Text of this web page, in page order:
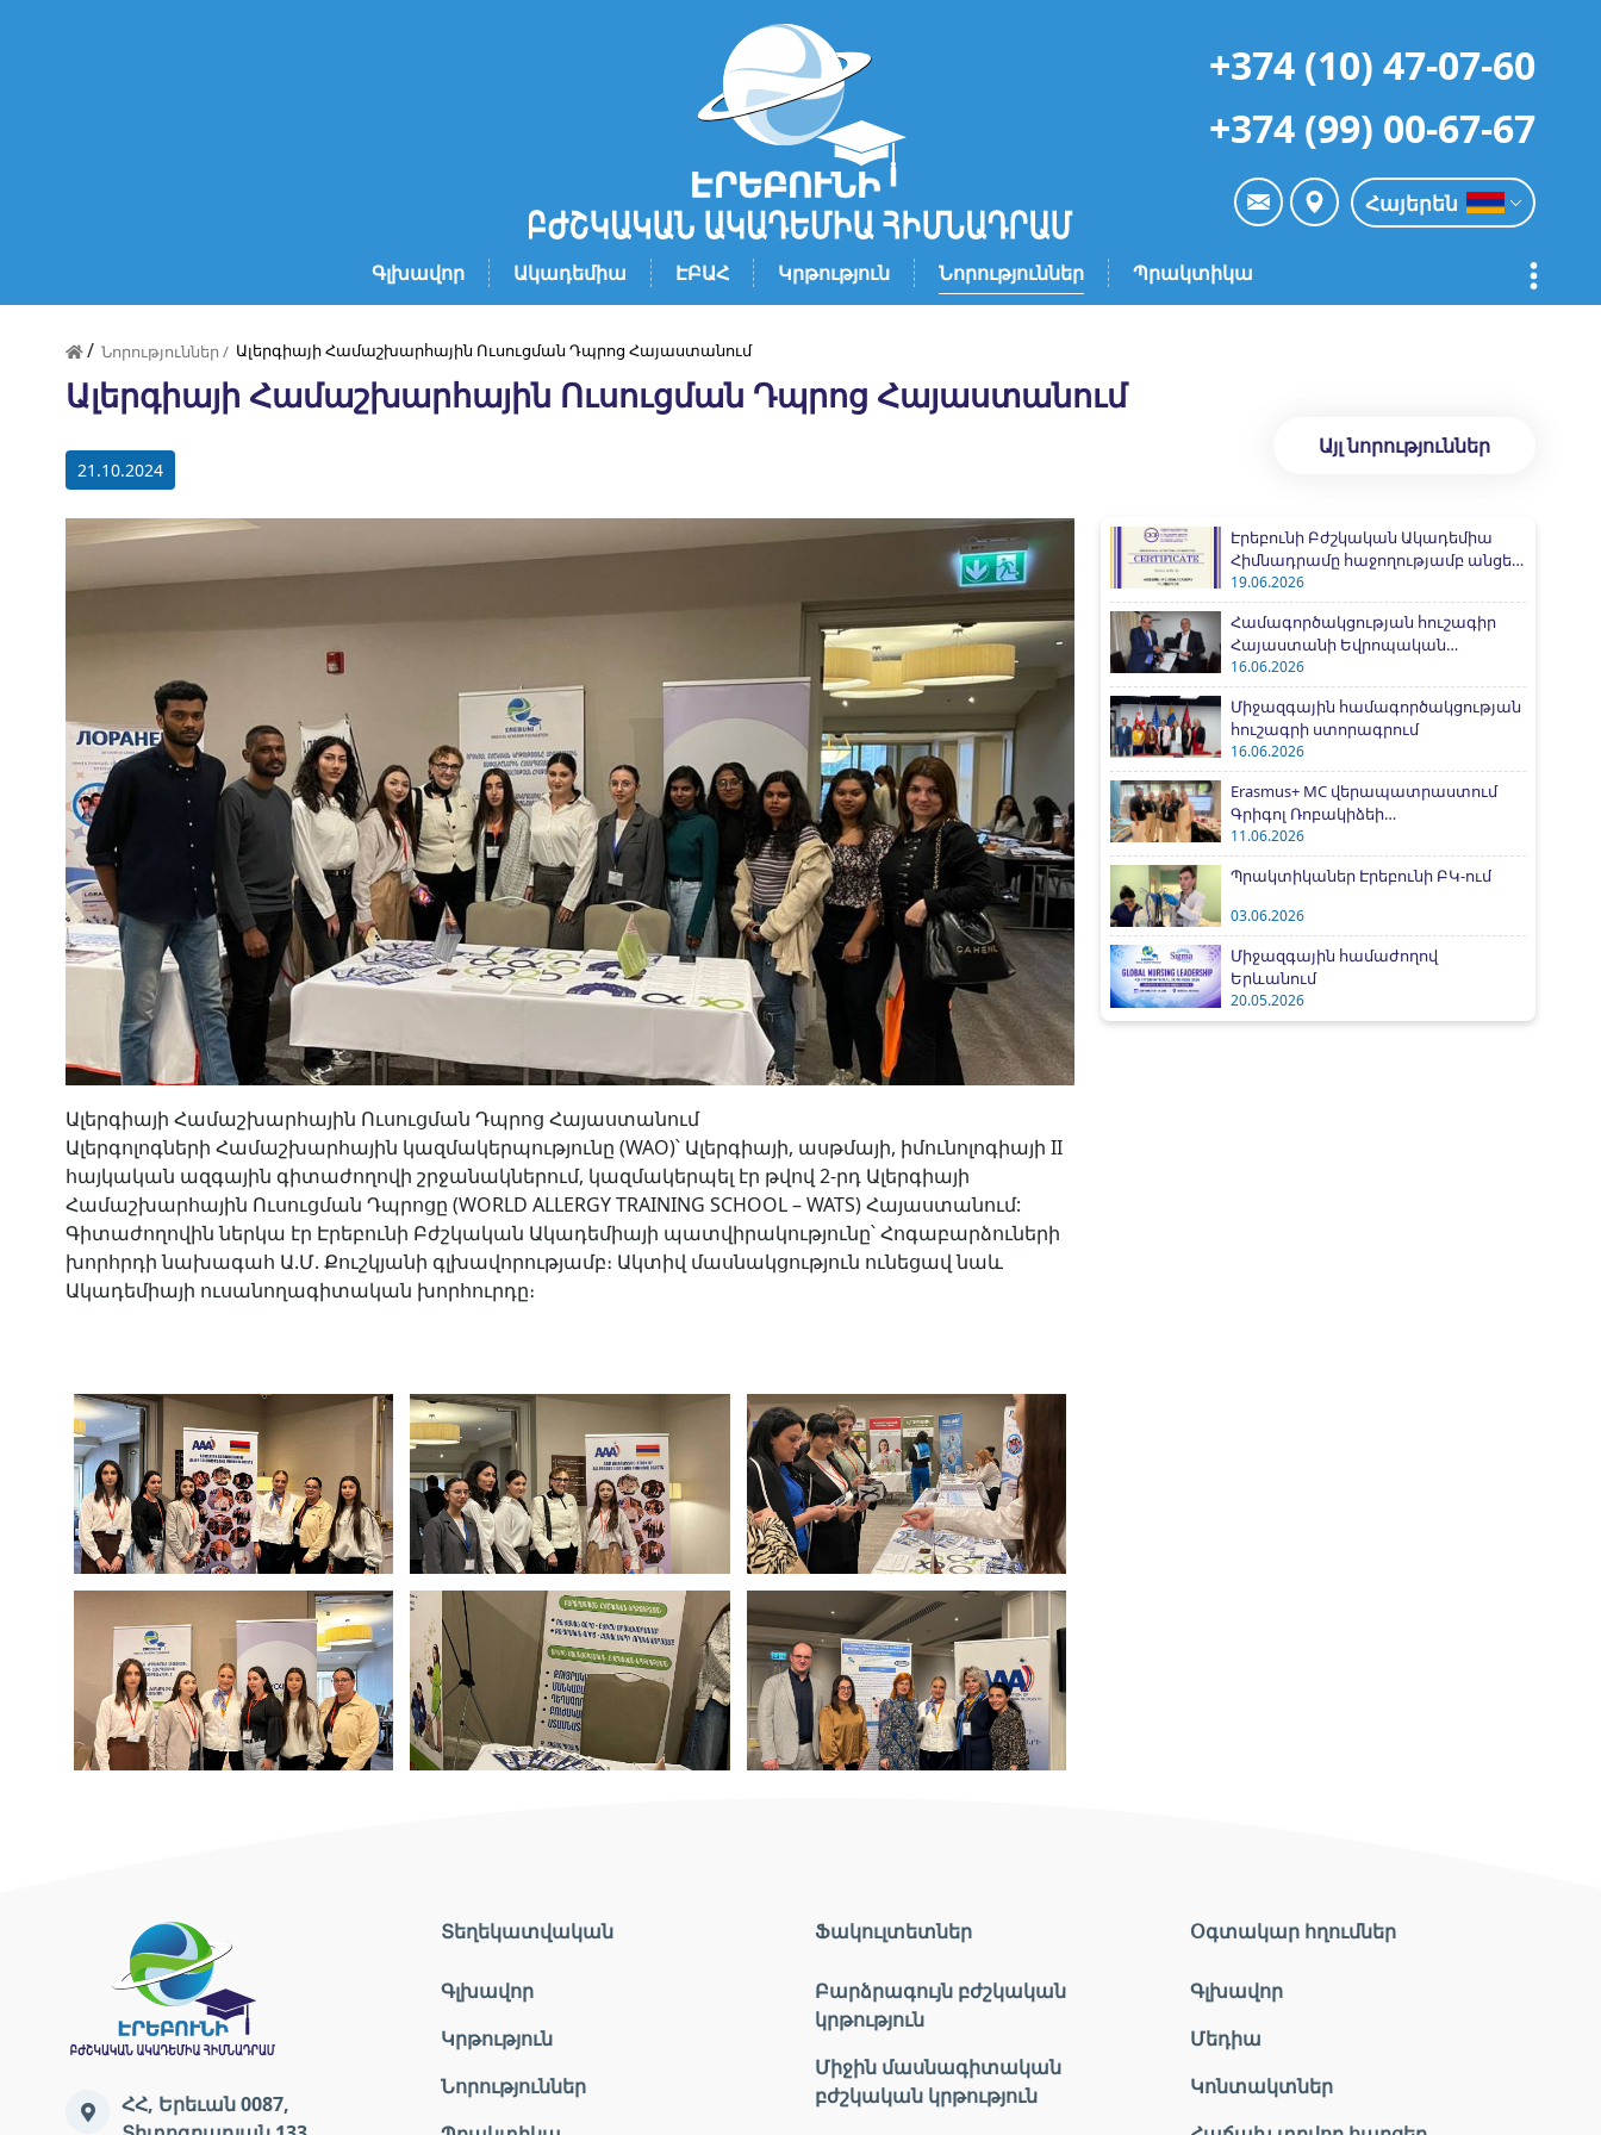
+374 (10) 47-07-60
+374 (99) 00-67-67
Հայերեն
Գլխավոր Ակադեմիա ԷԲԱՀ Կրթություն Նորություններ Պրակտիկա
/ Նորություններ / Ալերգիայի Համաշխարհային Ուսուցման Դպրոց Հայաստանում
Ալերգիայի Համաշխարհային Ուսուցման Դպրոց Հայաստանում
21.10.2024
Ալերգիայի Համաշխարհային Ուսուցման Դպրոց Հայաստանում
Ալերգոլոգների Համաշխարհային կազմակերպությունը (WAO)՝ Ալերգիայի, ասթմայի, իմունոլոգիայի II
հայկական ազգային գիտաժողովի շրջանակներում, կազմակերպել էր թվով 2-րդ Ալերգիայի
Համաշխարհային Ուսուցման Դպրոցը (WORLD ALLERGY TRAINING SCHOOL – WATS) Հայաստանում:
Գիտաժողովին ներկա էր Էրեբունի Բժշկական Ակադեմիայի պատվիրակությունը՝ Հոգաբարձուների
խորհրդի նախագահ Ա.Մ. Քուշկյանի գլխավորությամբ։ Ակտիվ մասնակցություն ունեցավ նաև
Ակադեմիայի ուսանողագիտական խորհուրդը։
Այլ նորություններ
Էրեբունի Բժշկական Ակադեմիա
Հիմնադրամը հաջողությամբ անցել
է IAAR միջազգային
հավատարմագրման գործընթացը
19.06.2026
Համագործակցության հուշագիր
Հայաստանի Եվրոպական
համալսարանի հետ
16.06.2026
Միջազգային համագործակցության
հուշագրի ստորագրում
16.06.2026
Erasmus+ MC վերապատրաստում
Գրիգոլ Ռոբակիձեի
համալսարանում
11.06.2026
Պրակտիկաներ Էրեբունի ԲԿ-ում
03.06.2026
Միջազգային համաժողով
Երևանում
20.05.2026
ՀՀ, Երեւան 0087,
Տեղեկատվական
Գլխավոր
Կրթություն
Նորություններ
Ֆակուլտետներ
Բարձրագույն բժշկական
կրթություն
Միջին մասնագիտական
բժշկական կրթություն
Օգտակար հղումներ
Գլխավոր
Մեդիա
Կոնտակտներ